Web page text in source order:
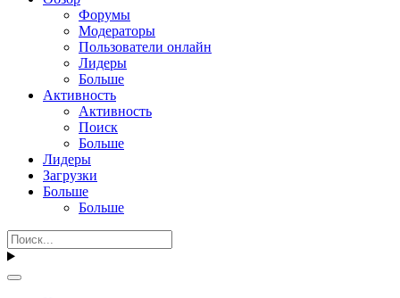
Форумы
Модераторы
Пользователи онлайн
Лидеры
Больше
Активность
Активность
Поиск
Больше
Лидеры
Загрузки
Больше
Больше